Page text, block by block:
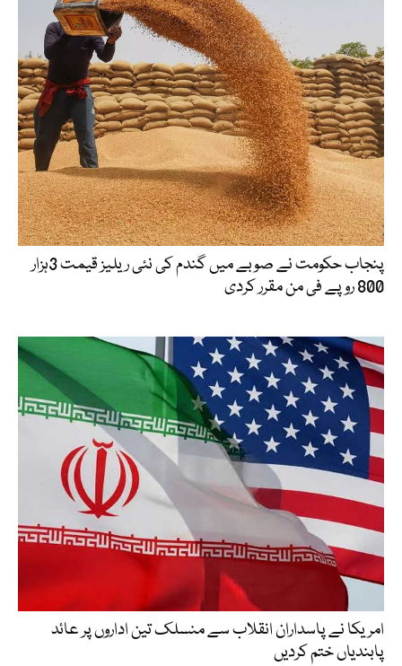
پنجاب حکومت نے صوبے میں گندم کی نئی ریلیز قیمت 3ہزار
800 روپے فی من مقرر کردی
امریکا نے پاسداران انقلاب سے منسلک تین اداروں پر عائد
پابندیاں ختم کردیں